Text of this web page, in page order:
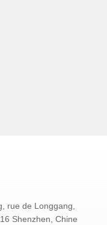
rue de Longgang,
Shenzhen, Chine